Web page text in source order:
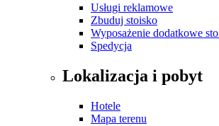
Usługi reklamowe
Zbuduj stoisko
Wyposażenie dodatkowe
Spedycja
Lokalizacja i pobyt
Hotele
Mapa terenu